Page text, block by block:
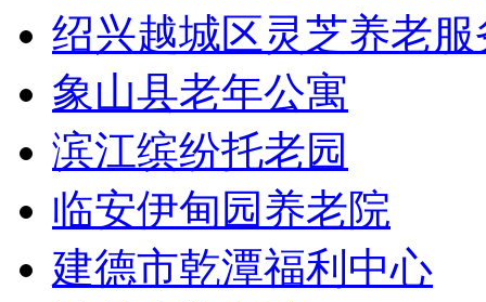
绍兴越城区灵芝养老
象山县老年公寓
滨江缤纷托老园
临安伊甸园养老院
建德市乾潭福利中心